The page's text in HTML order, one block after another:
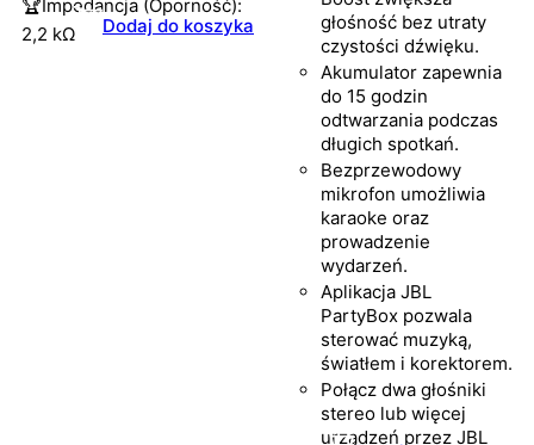
🏆Impedancja (Oporność):
2,2 kΩ
Dodaj do koszyka
głośność bez utraty
czystości dźwięku.
Akumulator zapewnia
do 15 godzin
odtwarzania podczas
długich spotkań.
Bezprzewodowy
mikrofon umożliwia
karaoke oraz
prowadzenie
wydarzeń.
Aplikacja JBL
PartyBox pozwala
sterować muzyką,
światłem i korektorem.
Połącz dwa głośniki
stereo lub więcej
urządzeń przez JBL